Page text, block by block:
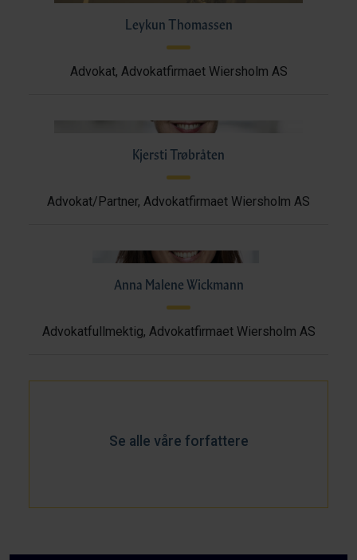
Leykun Thomassen
Advokat, Advokatfirmaet Wiersholm AS
Kjersti Trøbråten
Advokat/Partner, Advokatfirmaet Wiersholm AS
Anna Malene Wickmann
Advokatfullmektig, Advokatfirmaet Wiersholm AS
Se alle våre forfattere